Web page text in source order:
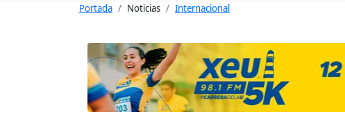
Portada Noticias Internacional